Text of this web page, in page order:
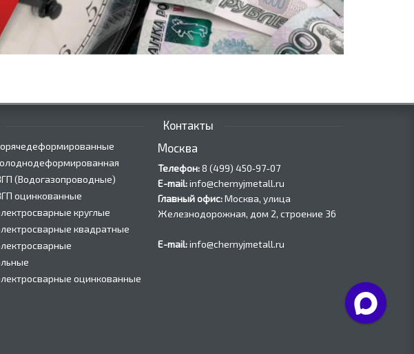
(Водогазопроводные)
оцинкованные
круглые
квадратные
оцинкованные
Контакты
Москва
Телефон:8 (499) 450‑97-07
E-mail:info@chernyjmetall.ru
Главный офис:Москва, улица
Железнодорожная, дом 2, строение 36
E-mail:info@chernyjmetall.ru